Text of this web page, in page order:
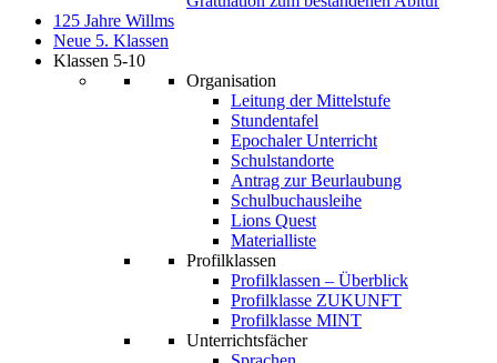
125 Jahre Willms
Neue 5. Klassen
Klassen 5-10
Organisation
Leitung der Mittelstufe
Stundentafel
Epochaler Unterricht
Schulstandorte
Antrag zur Beurlaubung
Schulbuchausleihe
Lions Quest
Materialliste
Profilklassen
Profilklassen – Überblick
Profilklasse ZUKUNFT
Profilklasse MINT
Unterrichtsfächer